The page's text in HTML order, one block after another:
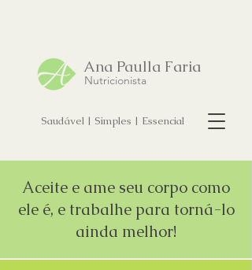
Aceite e ame seu corpo como
ele é, e trabalhe para torná-lo
ainda melhor!
Saudável | Simples | Essencial
Ana Paulla Faria
Nutricionista